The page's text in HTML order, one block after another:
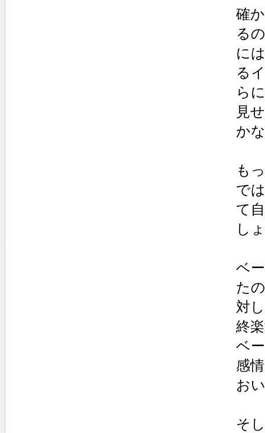
確
る
に
る
ら
見
か
も
で
て
し
ベ
た
対
終
ベ
感
お
そ